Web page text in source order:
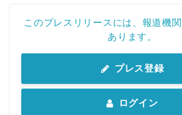
このプレスリリースには、報道機
あります。
プレス登録
ログイン